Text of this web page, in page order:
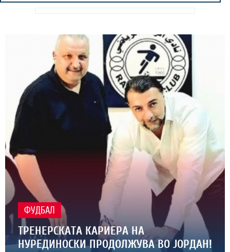
ФУДБАЛ
ТРЕНЕРСКАТА КАРИЕРА НА
НУРЕДИНОСКИ ПРОДОЛЖУВА ВО ЈОРДАН!